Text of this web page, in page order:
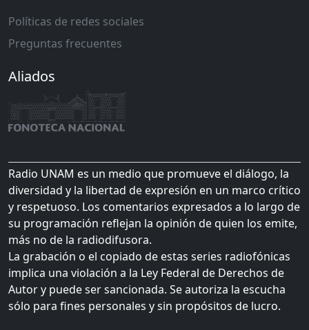
Políticas de redes sociales
Preguntas frecuentes
Aliados
Radio UNAM es un medio que promueve el diálogo, la
diversidad y la libertad de expresión en un marco crítico
y respetuoso. Los comentarios expresados a lo largo de
su programación reflejan la opinión de quien los emite,
más no de la radiodifusora.
La grabación o el copiado de estas series radiofónicas
implica una violación a la Ley Federal de Derechos de
Autor y puede ser sancionada. Se autoriza la escucha
sólo para fines personales y sin propósitos de lucro.